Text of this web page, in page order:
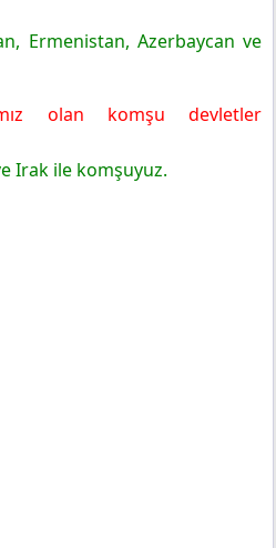
Ermenistan, Azerbaycan ve
olan komşu devletler
Irak ile komşuyuz.